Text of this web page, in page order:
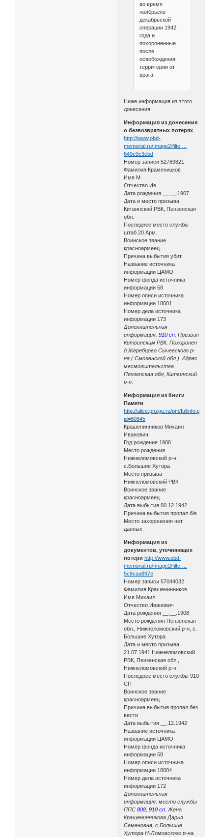
во время
ноябрьско-
декабрьской
операции 1942
года и
похороненные
после
освобождения
территории от
врага.
Ниже информация из этого
донесения
Информация из донесения
о безвозвратных потерях
http://www.obd-
memorial.ru/Image2/filte …
649e9c3cbd
Номер записи 52769821
Фамилия Краменицков
Имя М.
Отчество Ив.
Дата рождения __.__.1907
Дата и место призыва
Китвинский РВК, Пензенская
обл.
Последнее место службы
штаб 20 Арм.
Воинское звание
красноармеец
Причина выбытия убит
Название источника
информации ЦАМО
Номер фонда источника
информации 58
Номер описи источника
информации 18001
Номер дела источника
информации 173
Дополнительная
информация: 910 сп. Призван
Китвинским РВК. Похоронен
д.Жеребцово Сычевского р-
на ( Смоленской обл.). Адрес
месможительства
Пензенская обл, Китвинский
р-н.
Информация из Книги
Памяти
http://alice.pnzgu.ru/pm/fullinfo.php?
id=80845
Крашенинников Михаил
Иванович
Год рождения 1908
Место рождения
Нижнеломовский р-н
с.Большие Хутора
Место призыва
Нижнеломовский РВК
Воинское звание
красноармеец
Дата выбытия 00.12.1942
Причина выбытия пропал б/в
Место захоронения нет
данных
Информация из
документов, уточняющих
потери http://www.obd-
memorial.ru/Image2/filte …
5c8caa897e
Номер записи 57044032
Фамилия Крашенинников
Имя Михаил
Отчество Иванович
Дата рождения __.__.1908
Место рождения Пензенская
обл., Нижнеломовский р-н, с.
Большие Хутора
Дата и место призыва
21.07.1941 Нижнеломовский
РВК, Пензенская обл.,
Нижнеломовский р-н
Последнее место службы 910
СП
Воинское звание
красноармеец
Причина выбытия пропал без
вести
Дата выбытия __.12.1942
Название источника
информации ЦАМО
Номер фонда источника
информации 58
Номер описи источника
информации 18004
Номер дела источника
информации 172
Дополнительная
информация: место службы
ППС 808, 910 сп. Жена
Крашенинникова Дарья
Семеновна, с.Большие
Хутора Н-Ломовского р-на.